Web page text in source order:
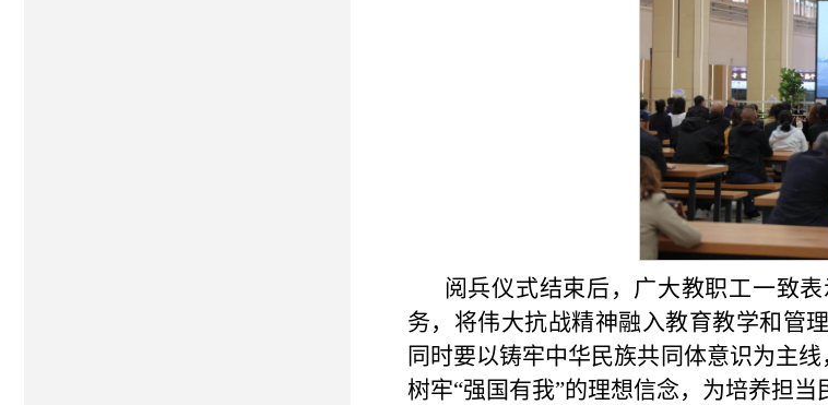
阅兵仪式结束后，广大教职工一致
务，将伟大抗战精神融入教育教学和管
同时要以铸牢中华民族共同体意识为主
树牢“强国有我”的理想信念，为培养担当